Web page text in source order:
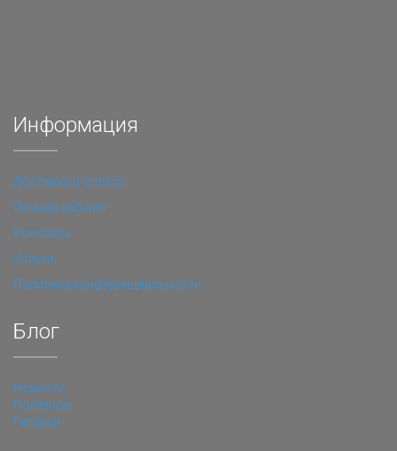
Информация
Доставка и оплата
Личный кабинет
Контакты
Услуги
Политика конфиденциальности
Блог
Новости
Полезное
Галерея